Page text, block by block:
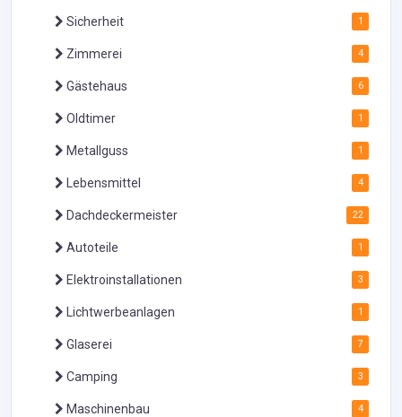
Sicherheit 1
Zimmerei 4
Gästehaus 6
Oldtimer 1
Metallguss 1
Lebensmittel 4
Dachdeckermeister 22
Autoteile 1
Elektroinstallationen 3
Lichtwerbeanlagen 1
Glaserei 7
Camping 3
Maschinenbau 4